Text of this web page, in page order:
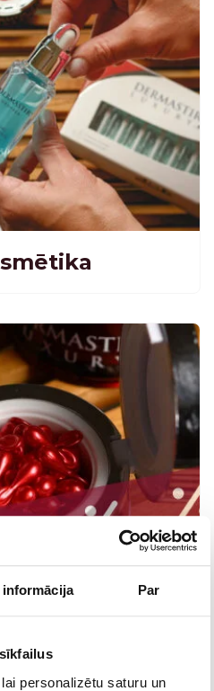
informācija Par
personalizētu saturu un